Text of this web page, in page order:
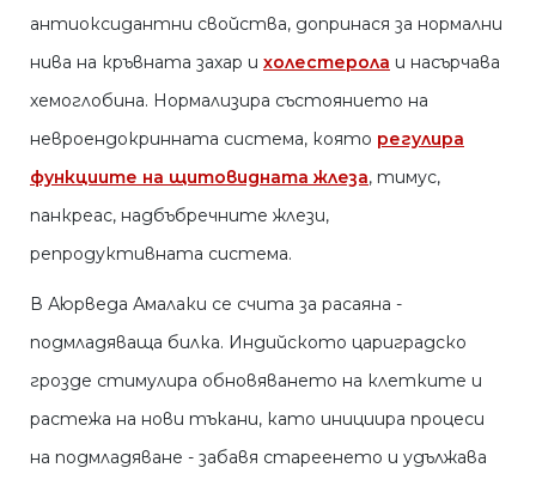
антиоксидантни свойства, допринася за нормални
нива на кръвната захар и холестерола и насърчава
хемоглобина. Нормализира състоянието на
невроендокринната система, която регулира
функциите на щитовидната жлеза, тимус,
панкреас, надбъбречните жлези,
репродуктивната система.
В Аюрведа Амалаки се счита за расаяна -
подмладяваща билка. Индийското цариградско
грозде стимулира обновяването на клетките и
растежа на нови тъкани, като инициира процеси
на подмладяване - забавя стареенето и удължава